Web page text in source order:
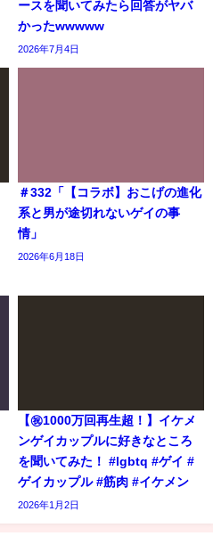
ースを聞いてみたら回答がヤバ
かったwwwww
2026年7月4日
＃332「【コラボ】おこげの進化
系と男が途切れないゲイの事
情」
2026年6月18日
【㊗️1000万回再生超！】イケメ
ンゲイカップルに好きなところ
を聞いてみた！ #lgbtq #ゲイ #
ゲイカップル #筋肉 #イケメン
2026年1月2日